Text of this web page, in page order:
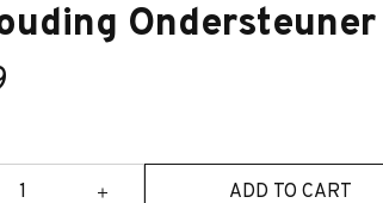
Ondersteuner
ADD TO CART